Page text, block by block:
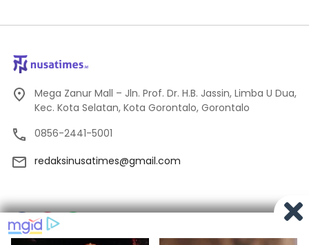
Mega Zanur Mall – Jln. Prof. Dr. H.B. Jassin, Limba U Dua,
Kec. Kota Selatan, Kota Gorontalo, Gorontalo
0856-2441-5001
redaksinusatimes@gmail.com